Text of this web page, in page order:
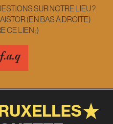
SUR NOTRE LIEU ?
(EN BAS À DROITE)
CE LIEN ;)